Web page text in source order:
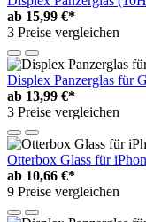
ab 15,99 €*
3 Preise vergleichen
Displex Panzerglas für
ab 13,99 €*
3 Preise vergleichen
Otterbox Glass für
ab 10,66 €*
9 Preise vergleichen